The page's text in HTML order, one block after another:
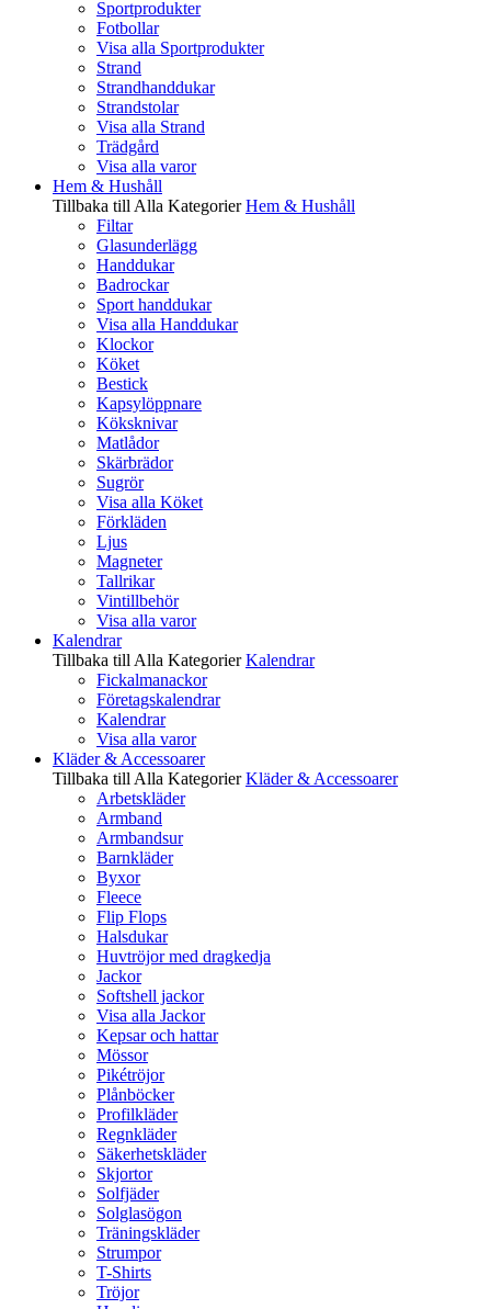
Sportprodukter
Fotbollar
Visa alla Sportprodukter
Strand
Strandhanddukar
Strandstolar
Visa alla Strand
Trädgård
Visa alla varor
Hem & Hushåll
Tillbaka till Alla Kategorier Hem & Hushåll
Filtar
Glasunderlägg
Handdukar
Badrockar
Sport handdukar
Visa alla Handdukar
Klockor
Köket
Bestick
Kapsylöppnare
Köksknivar
Matlådor
Skärbrädor
Sugrör
Visa alla Köket
Förkläden
Ljus
Magneter
Tallrikar
Vintillbehör
Visa alla varor
Kalendrar
Tillbaka till Alla Kategorier Kalendrar
Fickalmanackor
Företagskalendrar
Kalendrar
Visa alla varor
Kläder & Accessoarer
Tillbaka till Alla Kategorier Kläder & Accessoarer
Arbetskläder
Armband
Armbandsur
Barnkläder
Byxor
Fleece
Flip Flops
Halsdukar
Huvtröjor med dragkedja
Jackor
Softshell jackor
Visa alla Jackor
Kepsar och hattar
Mössor
Pikétröjor
Plånböcker
Profilkläder
Regnkläder
Säkerhetskläder
Skjortor
Solfjäder
Solglasögon
Träningskläder
Strumpor
T-Shirts
Tröjor